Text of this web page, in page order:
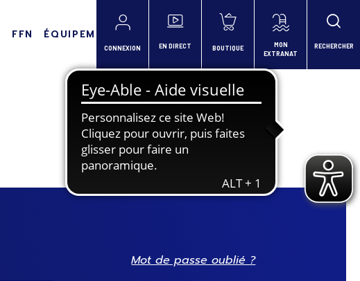
FFN ÉQUIPEMENTS
CONNEXION EN DIRECT BOUTIQUE
MON
EXTRANAT
RECHERCHER
Mot de passe oublié ?